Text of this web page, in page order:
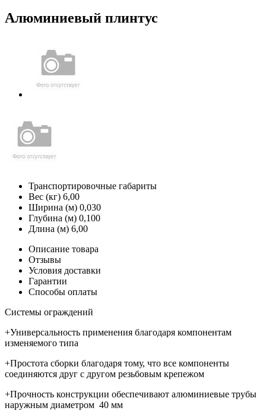
Алюминиевый плинтус
Транспортировочные габариты
Вес (кг) 6,00
Ширина (м) 0,030
Глубина (м) 0,100
Длина (м) 6,00
Описание товара
Отзывы
Условия доставки
Гарантии
Способы оплаты
Системы ограждений
+Универсальность применения благодаря компонентам
изменяемого типа
+Простота сборки благодаря тому, что все компоненты
соединяются друг с другом резьбовым крепежом
+Прочность конструкции обеспечивают алюминиевые трубы
наружным диаметром 40 мм